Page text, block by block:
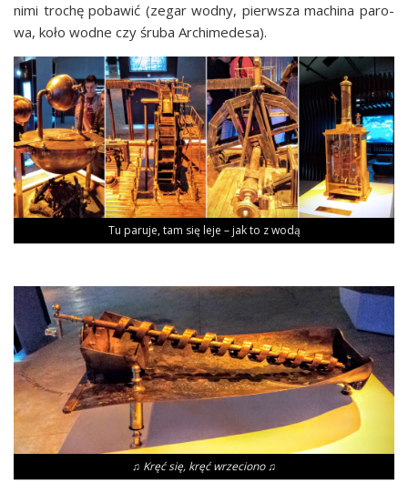
nimi tro­chę poba­wić (zegar wod­ny, pierw­sza machi­na paro­
wa, koło wod­ne czy śru­ba Archimedesa).
Tu paru­je, tam się leje – jak to z wodą
♫ Kręć się, kręć wrzeciono ♫